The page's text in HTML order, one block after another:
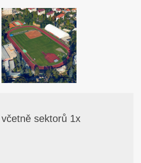
sektorů 1x